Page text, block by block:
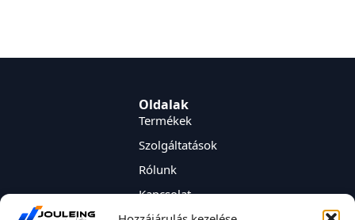
Oldalak
Termékek
Szolgáltatások
Rólunk
Kapcsolat
JOULEING Kereskedelmi és Mérnökiroda Kft.